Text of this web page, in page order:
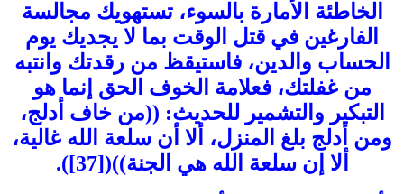
الخاطئة الأمارة بالسوء، تستهويك مجالسة
الفارغين في قتل الوقت بما لا يجديك يوم
الحساب والدين، فاستيقظ من رقدتك وانتبه
من غفلتك، فعلامة الخوف الحق إنما هو
التبكير والتشمير للحديث: ((من خاف أدلج،
ومن أدلج بلغ المنزل، ألا أن سلعة الله غالية،
ألا إن سلعة الله هي الجنة))([37]).